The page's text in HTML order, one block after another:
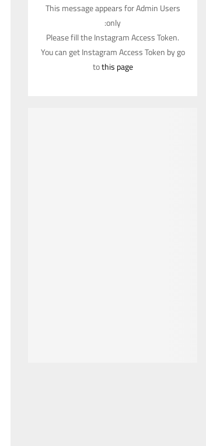
This message appears for Admin Users
only:
Please fill the Instagram Access Token.
You can get Instagram Access Token by go
tothis page